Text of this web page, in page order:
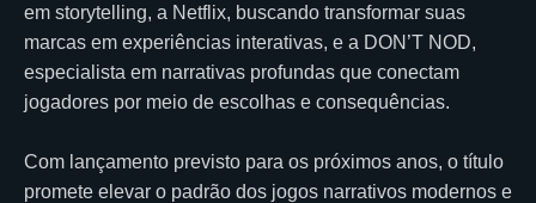
em storytelling, a Netflix, buscando transformar suas
marcas em experiências interativas, e a DON’T NOD,
especialista em narrativas profundas que conectam
jogadores por meio de escolhas e consequências.
Com lançamento previsto para os próximos anos, o título
promete elevar o padrão dos jogos narrativos modernos e